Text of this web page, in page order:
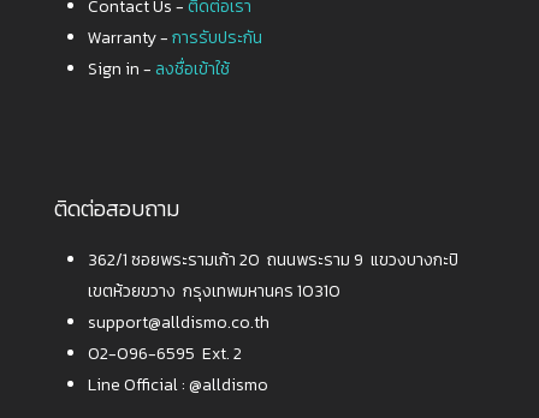
Contact Us - ติดต่อเรา
Warranty -การรับประกัน
Sign in - ลงชื่อเข้าใช้
ติดต่อสอบถาม
362/1 ซอยพระรามเก้า 20 ถนนพระราม 9 แขวงบางกะปิ
เขตห้วยขวาง กรุงเทพมหานคร 10310
support@alldismo.co.th
02-096-6595 Ext. 2
Line Official :@alldismo